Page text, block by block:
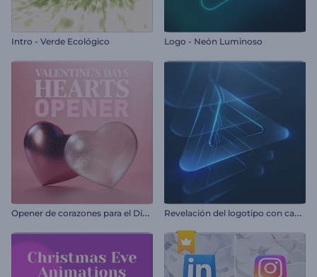
Intro - Verde Ecológico Logo - Neón Luminoso
O
pener de corazones para el Día de San Valentín R
evelación del logotipo con capas resplandecientes